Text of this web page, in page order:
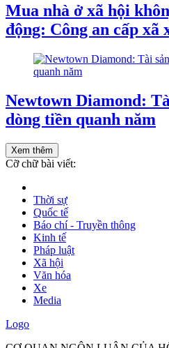
Mua nhà ở xã hội
động: Công an cấp xã
Newtown Diamond:
dòng tiền quanh năm
Xem thêm
Cỡ chữ bài viết:
Thời sự
Quốc tế
Báo chí - Truyền thông
Kinh tế
Pháp luật
Xã hội
Văn hóa
Xe
Media
Logo